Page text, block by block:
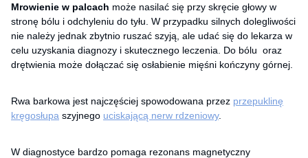
Mrowienie w palcach może nasilać się przy skręcie głowy w
stronę bólu i odchyleniu do tyłu. W przypadku silnych dolegliwości
nie należy jednak zbytnio ruszać szyją, ale udać się do lekarza w
celu uzyskania diagnozy i skutecznego leczenia. Do bólu oraz
drętwienia może dołączać się osłabienie mięśni kończyny górnej.
Rwa barkowa jest najczęściej spowodowana przez przepuklinę
kręgosłupa szyjnego uciskającą nerw rdzeniowy.
W diagnostyce bardzo pomaga rezonans magnetyczny